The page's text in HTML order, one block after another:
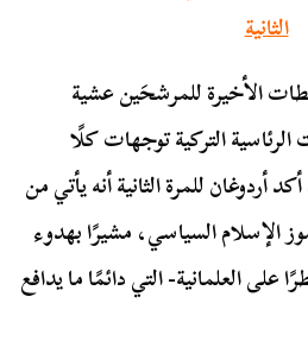
الثانية
الأخيرة للمرشحَين عشية
الرئاسية التركية توجهات كلًا
للمرة الثانية أنه يأتي من
الإسلام السياسي، مشيرًا بهدوء
على العلمانية- التي دائمًا ما يدافع